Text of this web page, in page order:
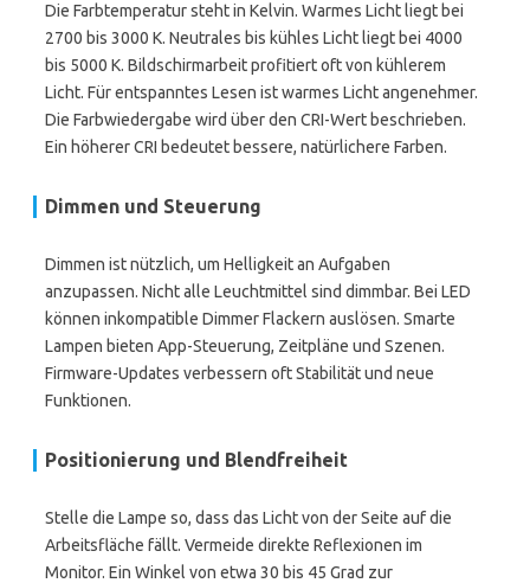
Die Farbtemperatur steht in Kelvin. Warmes Licht liegt bei
2700 bis 3000 K. Neutrales bis kühles Licht liegt bei 4000
bis 5000 K. Bildschirmarbeit profitiert oft von kühlerem
Licht. Für entspanntes Lesen ist warmes Licht angenehmer.
Die Farbwiedergabe wird über den CRI-Wert beschrieben.
Ein höherer CRI bedeutet bessere, natürlichere Farben.
Dimmen und Steuerung
Dimmen ist nützlich, um Helligkeit an Aufgaben
anzupassen. Nicht alle Leuchtmittel sind dimmbar. Bei LED
können inkompatible Dimmer Flackern auslösen. Smarte
Lampen bieten App-Steuerung, Zeitpläne und Szenen.
Firmware-Updates verbessern oft Stabilität und neue
Funktionen.
Positionierung und Blendfreiheit
Stelle die Lampe so, dass das Licht von der Seite auf die
Arbeitsfläche fällt. Vermeide direkte Reflexionen im
Monitor. Ein Winkel von etwa 30 bis 45 Grad zur